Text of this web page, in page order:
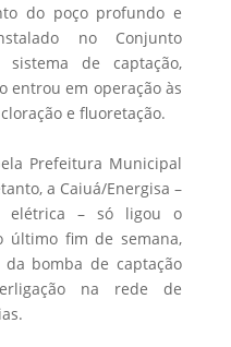
do poço profundo e
no Conjunto
sistema de captação,
entrou em operação às
e fluoretação.
Prefeitura Municipal
a Caiuá/Energisa –
elétrica – só ligou o
último fim de semana,
bomba de captação
na rede de